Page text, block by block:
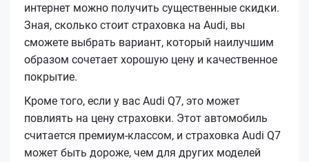
интернет можно получить существенные скидки.
Зная, сколько стоит страховка на Audi, вы
сможете выбрать вариант, который наилучшим
образом сочетает хорошую цену и качественное
покрытие.
Кроме того, если у вас Audi Q7, это может
повлиять на цену страховки. Этот автомобиль
считается премиум-классом, и страховка Audi Q7
может быть дороже, чем для других моделей